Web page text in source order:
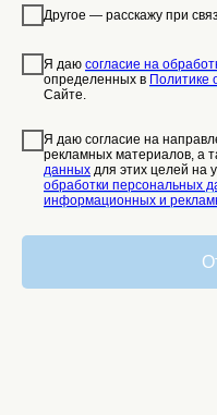
Другое — расскажу при
Я даю согласие на
определенных в Политике
Сайте.
Я даю согласие на
рекламных материалов, а
данных для этих целей на
обработки персональных
информационных и
Согласие на обработку
Политика обработки
Стать частью команды
Записаться на занятие
Стоимость занятий
Специалисты
Навигация